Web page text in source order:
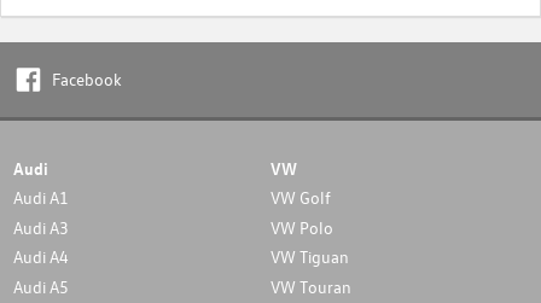
Facebook
Audi
Audi A1
Audi A3
Audi A4
Audi A5
VW
VW Golf
VW Polo
VW Tiguan
VW Touran